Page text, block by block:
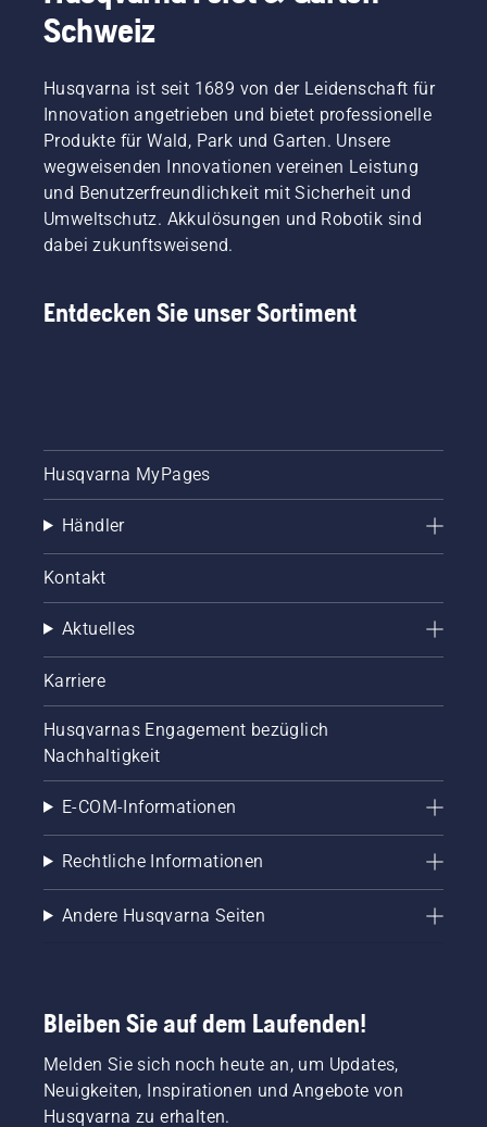
Schweiz
Husqvarna ist seit 1689 von der Leidenschaft für
Innovation angetrieben und bietet professionelle
Produkte für Wald, Park und Garten. Unsere
wegweisenden Innovationen vereinen Leistung
und Benutzerfreundlichkeit mit Sicherheit und
Umweltschutz. Akkulösungen und Robotik sind
dabei zukunftsweisend.
Entdecken Sie unser Sortiment
Husqvarna MyPages
Händler
Kontakt
Aktuelles
Karriere
Husqvarnas Engagement bezüglich
Nachhaltigkeit
E-COM-Informationen
Rechtliche Informationen
Andere Husqvarna Seiten
Bleiben Sie auf dem Laufenden!
Melden Sie sich noch heute an, um Updates,
Neuigkeiten, Inspirationen und Angebote von
Husqvarna zu erhalten.